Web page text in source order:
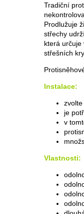
Tradiční
Prodlužuje
střechy
která určuje
střešních
Instalace:
je
v
Vlastnosti: